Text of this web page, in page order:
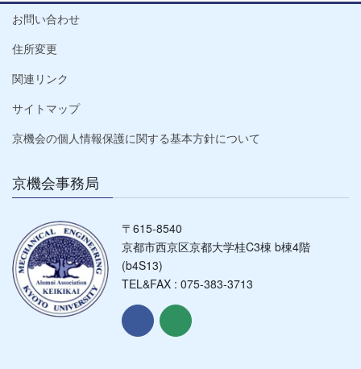
お問い合わせ
住所変更
関連リンク
サイトマップ
京機会の個人情報保護に関する基本方針について
京機会事務局
〒615-8540
京都市西京区京都大学桂C3棟 b棟4階
(b4S13)
TEL&FAX : 075-383-3713